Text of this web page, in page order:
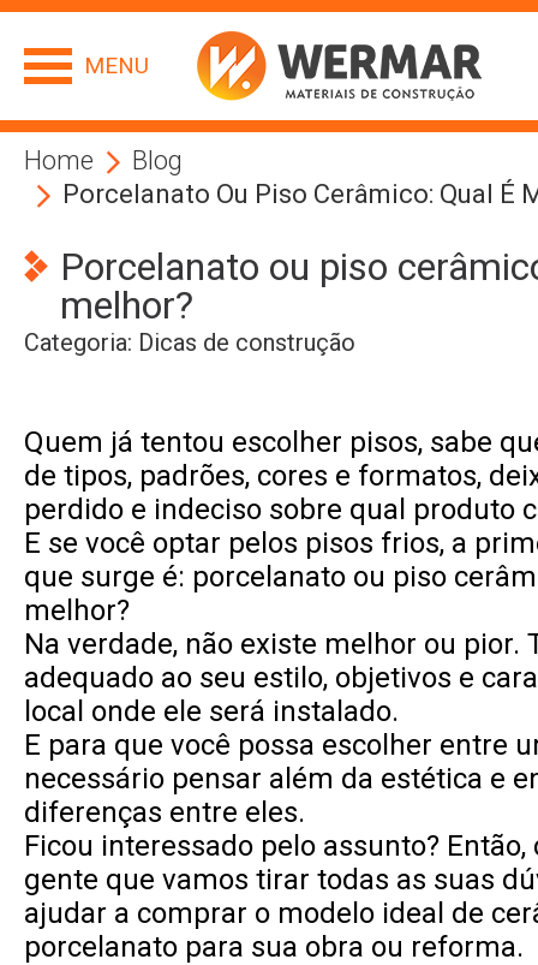
MENU
Home
Blog
Porcelanato Ou Piso Cerâmico: Qual É
Porcelanato ou piso
melhor?
Categoria: Dicas de construção
Quem já tentou escolher pisos, sabe
de tipos, padrões, cores e formatos,
perdido e indeciso sobre qual produto
E se você optar pelos pisos frios, a
que surge é: porcelanato ou piso
melhor?
Na verdade, não existe melhor ou pior.
adequado ao seu estilo, objetivos e
local onde ele será instalado.
E para que você possa escolher entre
necessário pensar além da estética e
diferenças entre eles.
Ficou interessado pelo assunto?
gente que vamos tirar todas as suas
ajudar a comprar o modelo ideal de
porcelanato para sua obra ou reforma.